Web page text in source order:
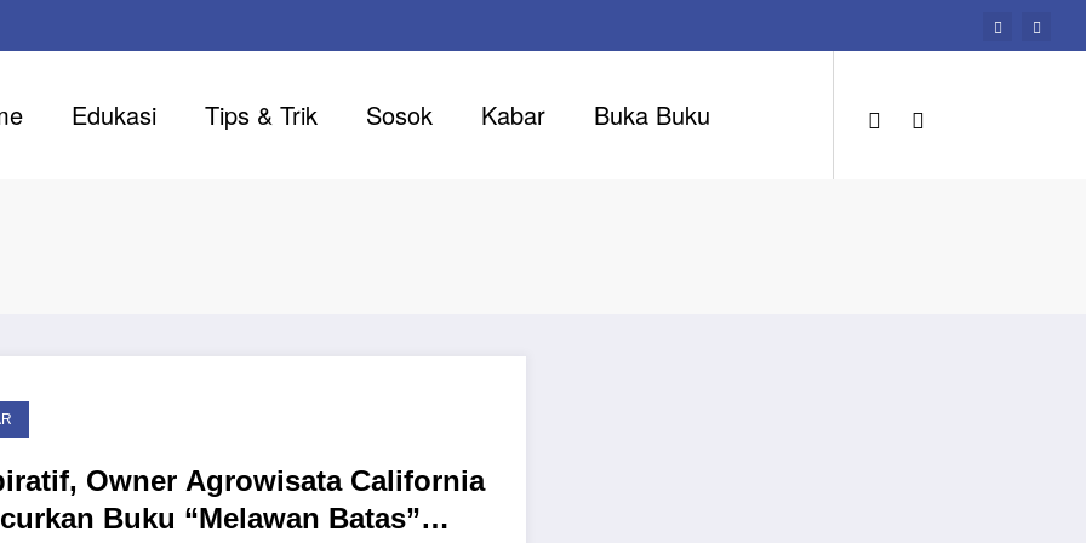
Edukasi Tips & Trik Sosok Kabar Buka Buku
Owner Agrowisata California
Buku “Melawan Batas”